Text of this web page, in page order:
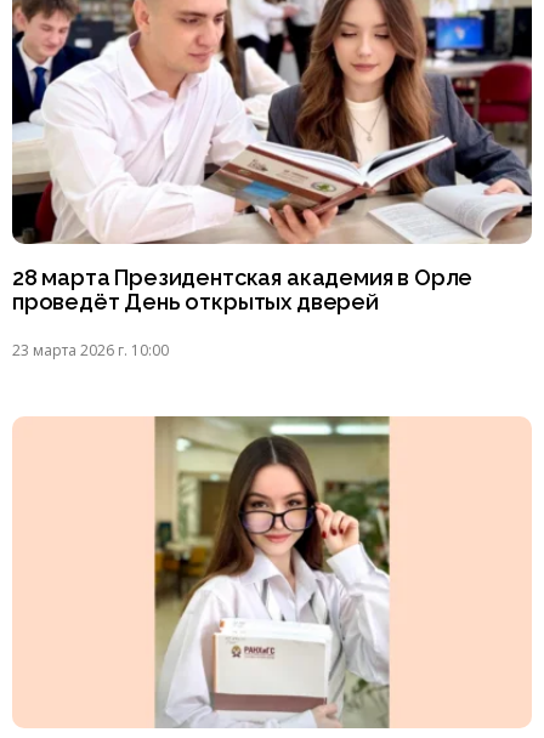
28 марта Президентская академия в Орле
проведёт День открытых дверей
23 марта 2026 г. 10:00